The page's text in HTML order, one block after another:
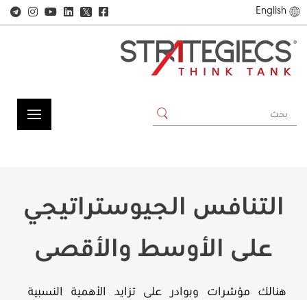
English
𝕏
التنافس الجيوستراتيجي
على الأوسط والأقصى
هنالك مؤشرات وبوادر على تزايد الأهمية النسبية